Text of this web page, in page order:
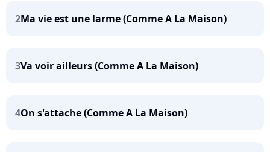
2Ma vie est une larme (Comme A La Maison)
3Va voir ailleurs (Comme A La Maison)
4On s'attache (Comme A La Maison)